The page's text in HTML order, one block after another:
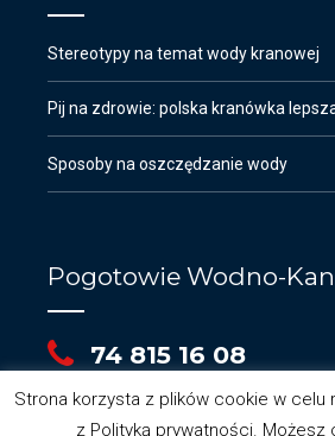
Stereotypy na temat wody kranowej
Pij na zdrowie: polska kranówka
Sposoby na oszczędzanie wody
Pogotowie Wodno-
74 815 16 08
Strona korzysta z plików cookie w celu
z Polityką prywatności. Możesz